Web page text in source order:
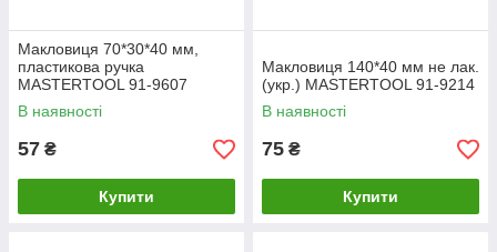
Макловиця 70*30*40 мм,
пластикова ручка
MASTERTOOL 91-9607
В наявності
57 ₴
Купити
Макловиця 140*40 мм не лак.
(укр.) MASTERTOOL 91-9214
В наявності
75 ₴
Купити